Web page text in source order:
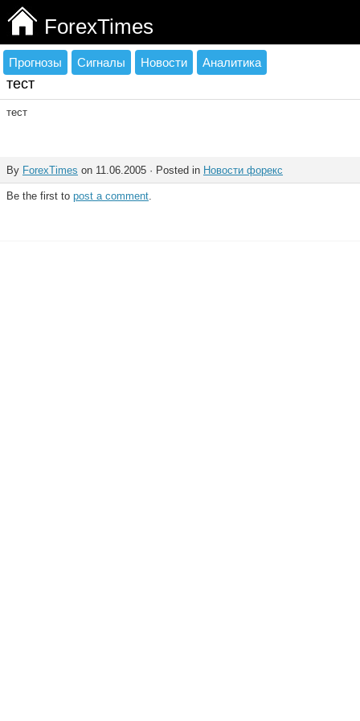
ForexTimes
Прогнозы Сигналы Новости Аналитика
тест
тест
By ForexTimes on 11.06.2005 · Posted in Новости форекс
Be the first to post a comment.